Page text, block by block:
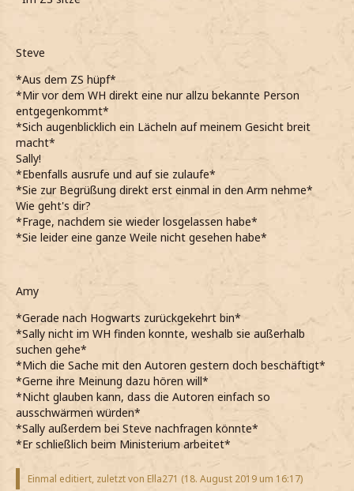
Steve
*Aus dem ZS hüpf*
*Mir vor dem WH direkt eine nur allzu bekannte Person
entgegenkommt*
*Sich augenblicklich ein Lächeln auf meinem Gesicht breit
macht*
Sally!
*Ebenfalls ausrufe und auf sie zulaufe*
*Sie zur Begrüßung direkt erst einmal in den Arm nehme*
Wie geht's dir?
*Frage, nachdem sie wieder losgelassen habe*
*Sie leider eine ganze Weile nicht gesehen habe*
Amy
*Gerade nach Hogwarts zurückgekehrt bin*
*Sally nicht im WH finden konnte, weshalb sie außerhalb
suchen gehe*
*Mich die Sache mit den Autoren gestern doch beschäftigt*
*Gerne ihre Meinung dazu hören will*
*Nicht glauben kann, dass die Autoren einfach so
ausschwärmen würden*
*Sally außerdem bei Steve nachfragen könnte*
*Er schließlich beim Ministerium arbeitet*
Einmal editiert, zuletzt von Ella271 (18. August 2019 um 16:17)